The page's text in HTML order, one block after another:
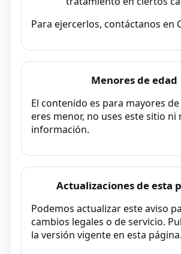
Para ejercerlos, contáctanos en
Menores de edad
El contenido es para mayores de
eres menor, no uses este sitio ni
información.
Actualizaciones de esta
Podemos actualizar este aviso
cambios legales o de servicio.
la versión vigente en esta página.